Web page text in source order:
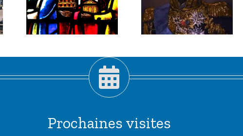
Gabriel
Suchet,
habile.
Prochaines visites